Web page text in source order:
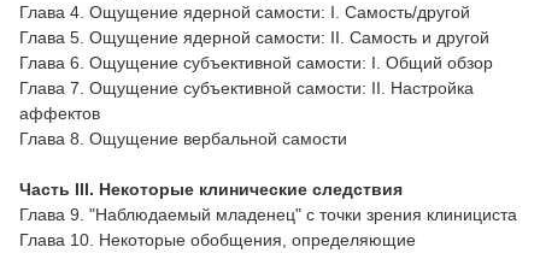
Глава 4. Ощущение ядерной самости: I. Самость/другой
Глава 5. Ощущение ядерной самости: II. Самость и другой
Глава 6. Ощущение субъективной самости: I. Общий обзор
Глава 7. Ощущение субъективной самости: II. Настройка
аффектов
Глава 8. Ощущение вербальной самости
Часть III. Некоторые клинические следствия
Глава 9. "Наблюдаемый младенец" с точки зрения клинициста
Глава 10. Некоторые обобщения, определяющие